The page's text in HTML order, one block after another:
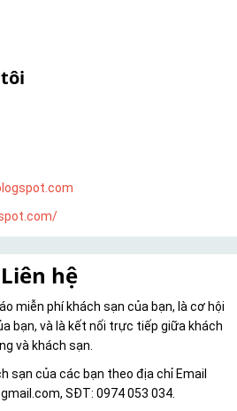
Liên hệ
miễn phí khách sạn của bạn, là cơ hội
bạn, và là kết nối trực tiếp giữa khách
và khách sạn.
sạn của các bạn theo địa chỉ Email
SĐT: 0974 053 034.